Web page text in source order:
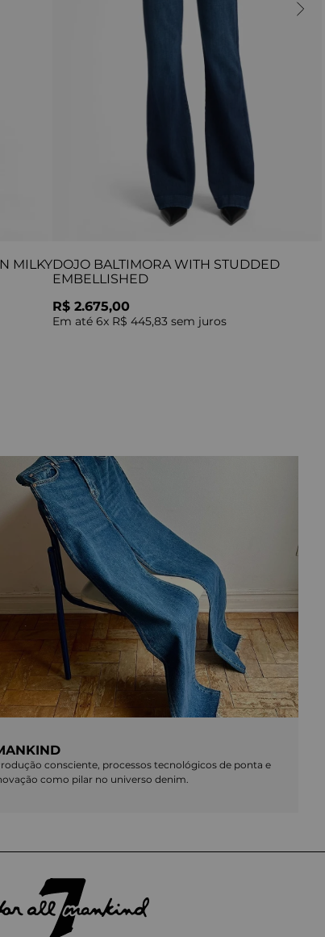
MILKYDOJO BALTIMORA WITH STUDDED
EMBELLISHED
R$ 2.675,00
Em até 6x R$ 445,83 sem juros
consciente, processos tecnológicos de ponta e
como pilar no universo denim.